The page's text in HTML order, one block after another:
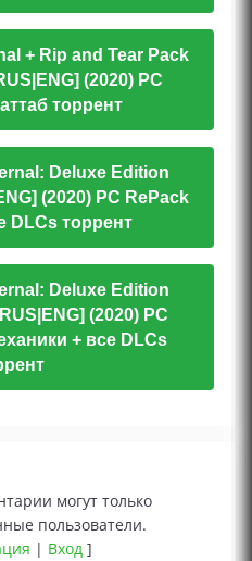
+ Rip and Tear Pack
(2020) PC
торрент
Deluxe Edition
(2020) PC RePack
DLCs торрент
Deluxe Edition
(2020) PC
+ все DLCs
могут только
пользователи.
| Вход ]